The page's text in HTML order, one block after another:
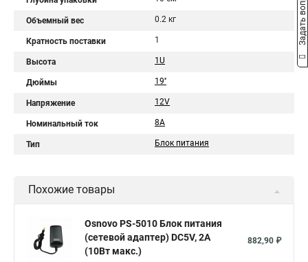
Объемный вес 0.2 кг
Кратность поставки 1
Высота 1U
Дюймы 19''
Напряжение 12V
Номинальный ток 8A
Тип Блок питания
Похожие товары
Osnovo PS-5010 Блок питания
(сетевой адаптер) DC5V, 2A
(10Вт макс.)
882,90 ₽
Задать вопрос